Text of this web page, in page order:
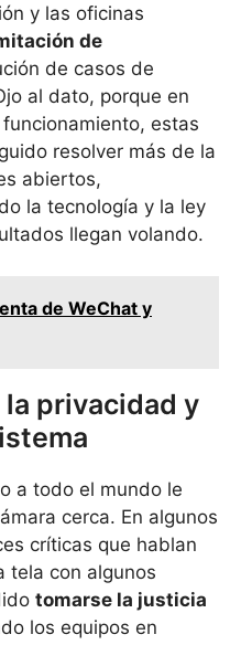
y las oficinas
de
de casos de
al dato, porque en
estas
resolver más de la
abiertos,
la tecnología y la ley
llegan volando.
de WeChat y
privacidad y
a todo el mundo le
cerca. En algunos
críticas que hablan
tela con algunos
tomarse la justicia
los equipos en